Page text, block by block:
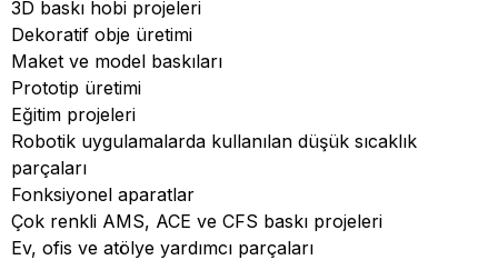
3D baskı hobi projeleri
Dekoratif obje üretimi
Maket ve model baskıları
Prototip üretimi
Eğitim projeleri
Robotik uygulamalarda kullanılan düşük sıcaklık
parçaları
Fonksiyonel aparatlar
Çok renkli AMS, ACE ve CFS baskı projeleri
Ev, ofis ve atölye yardımcı parçaları